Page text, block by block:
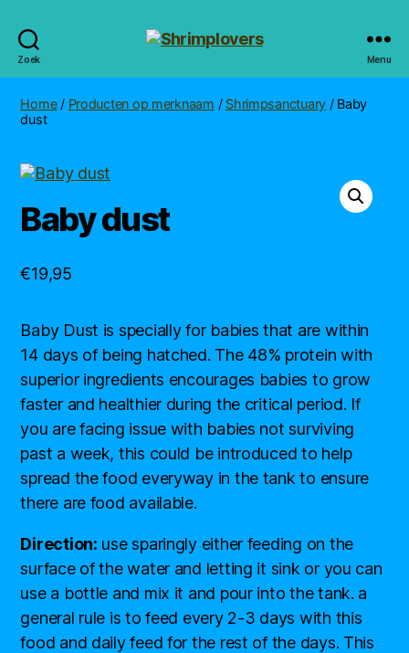
Zoek Menu
Home/ Producten op merknaam / Shrimpsanctuary / Baby
dust
Baby dust
€19,95
Baby Dust is specially for babies that are within
14 days of being hatched. The 48% protein with
superior ingredients encourages babies to grow
faster and healthier during the critical period. If
you are facing issue with babies not surviving
past a week, this could be introduced to help
spread the food everyway in the tank to ensure
there are food available.
Direction: use sparingly either feeding on the
surface of the water and letting it sink or you can
use a bottle and mix it and pour into the tank. a
general rule is to feed every 2-3 days with this
food and daily feed for the rest of the days. This